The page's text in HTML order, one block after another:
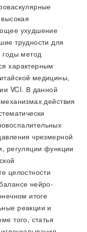
ухудшение
трудности для
годы метод
характерным
медицины,
VCI. В данной
действия
чрезмерной
регуляции функции
целостности
нейро-
итоге
реакции и
того, статья